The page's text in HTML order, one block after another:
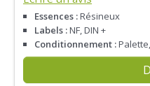
Essences :Résineux
Labels :NF, DIN +
Conditionnement :